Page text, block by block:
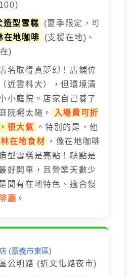
造型雪糕
(夏季限定，可
在地咖啡
(支援在地)、
)
名取得真夢幻！店鋪位
近雲科大），但環境清
小庭院。店家自己養了
院曬太陽。
入場費可折
很大氣
。特別的是，他
在地食材
，像在地咖啡
型雪糕是亮點！缺點是
好開車，且營業天數少
間有在地特色、適合慢
廳 。
(嘉義市東區)
公明路 (近文化路夜市)